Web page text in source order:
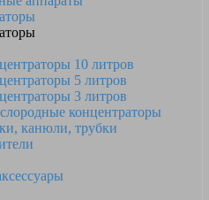
10 литров
5 литров
3 литров
концентраторы
канюли, трубки